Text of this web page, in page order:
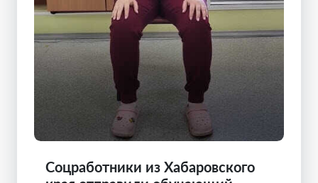
Соцработники из Хабаровского